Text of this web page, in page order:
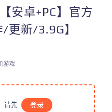
安卓+PC】官方
更新/3.9G】
游戏
请先 登录